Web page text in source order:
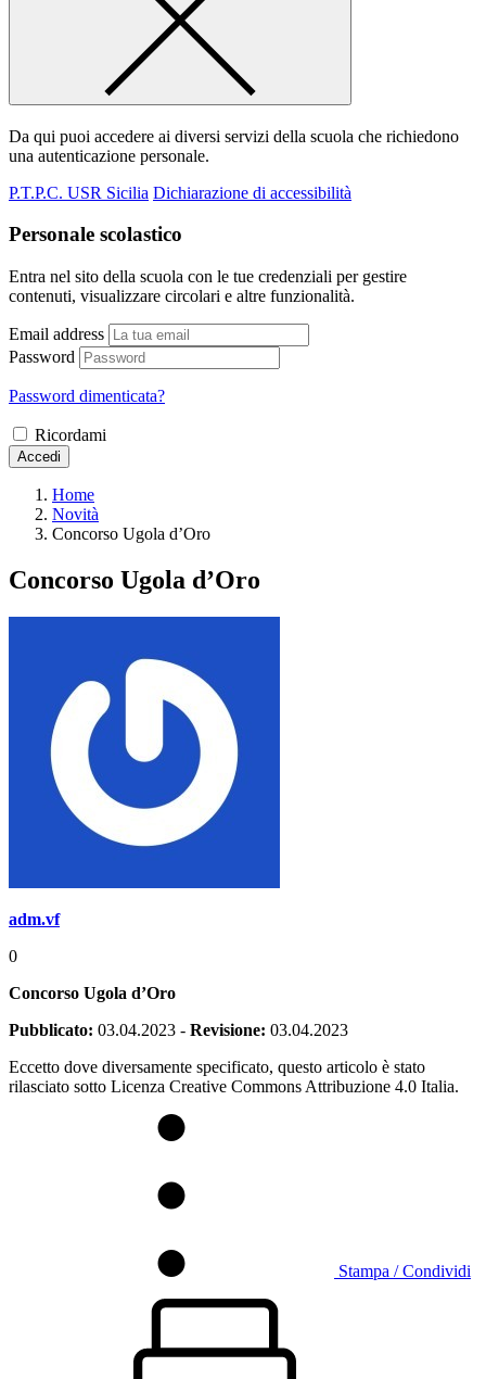
Da qui puoi accedere ai diversi servizi della scuola che richiedono
una autenticazione personale.
P.T.P.C. USR Sicilia Dichiarazione di accessibilità
Personale scolastico
Entra nel sito della scuola con le tue credenziali per gestire
contenuti, visualizzare circolari e altre funzionalità.
Email address
Password
Password dimenticata?
Ricordami
Accedi
Home
Novità
Concorso Ugola d’Oro
Concorso Ugola d’Oro
adm.vf
0
Concorso Ugola d’Oro
Pubblicato: 03.04.2023 - Revisione: 03.04.2023
Eccetto dove diversamente specificato, questo articolo è stato
rilasciato sotto Licenza Creative Commons Attribuzione 4.0 Italia.
Stampa / Condividi